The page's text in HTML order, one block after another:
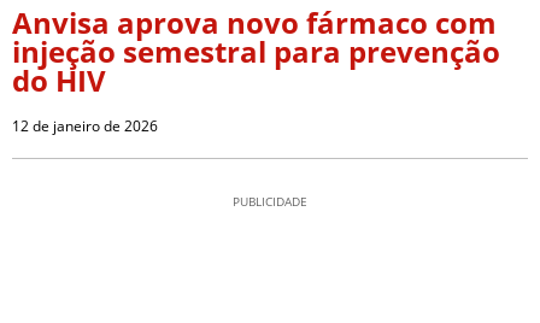
Anvisa aprova novo fármaco com
injeção semestral para prevenção
do HIV
12 de janeiro de 2026
PUBLICIDADE